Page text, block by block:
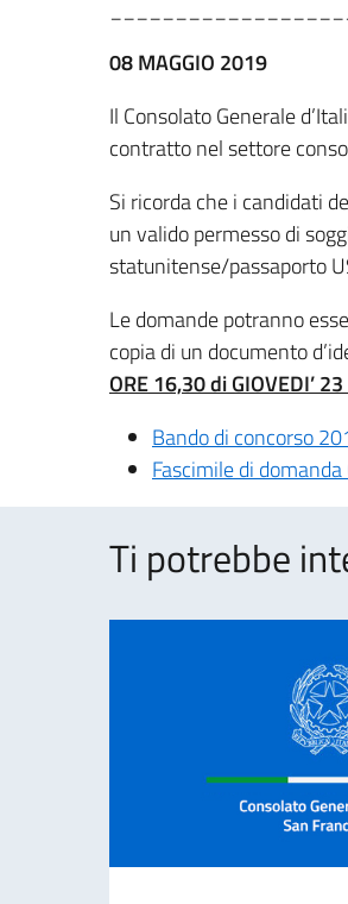
08 MAGGIO 2019
Il Consolato Generale
contratto nel settore
Si ricorda che i candidati
un valido permesso di
statunitense/passaporto
Le domande potranno
copia di un documento
ORE 16,30 di GIOVEDI’
Bando di concorso
Fascimile di
Ti potrebbe